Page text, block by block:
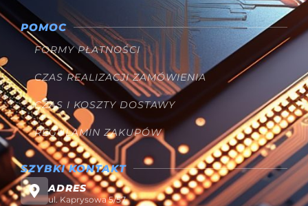
POMOC
FORMY PŁATNOŚCI
CZAS REALIZACJI ZAMÓWIENIA
CZAS I KOSZTY DOSTAWY
REGULAMIN ZAKUPÓW
SZYBKI KONTAKT
ADRES
ul. Kaprysowa 5/57